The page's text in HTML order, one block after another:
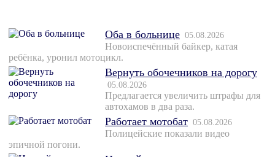
Оба в больнице 05.08.2026
Новоиспечённый байкер, катая
ребёнка, уронил мотоцикл.
Вернуть обочечников на дорогу
05.08.2026
Предлагается увеличить штрафы для
автохамов в два раза.
Работает мотобат 05.08.2026
Полицейские показали видео
эпичной погони.